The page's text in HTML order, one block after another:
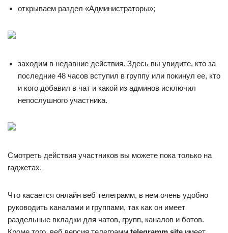
открываем раздел «Администраторы»;
заходим в недавние действия. Здесь вы увидите, кто за
последние 48 часов вступил в группу или покинул ее, кто
и кого добавил в чат и какой из админов исключил
непослушного участника.
Смотреть действия участников вы можете пока только на
гаджетах.
Что касается онлайн веб телеграмм, в нем очень удобно
руководить каналами и группами, так как он имеет
раздельные вкладки для чатов, групп, каналов и ботов.